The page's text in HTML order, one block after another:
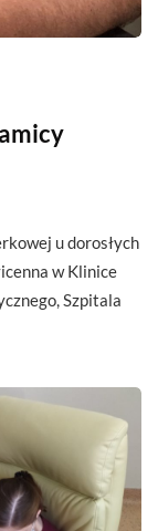
u dorosłych
w Klinice
Szpitala